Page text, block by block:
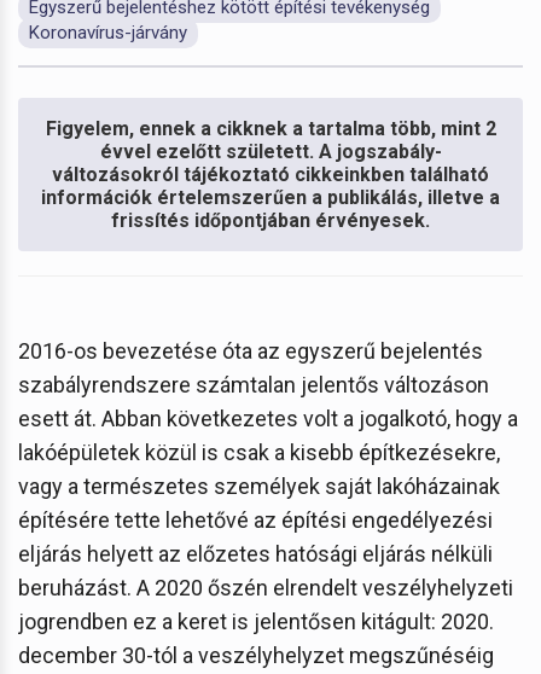
Egyszerű bejelentéshez kötött építési tevékenység
Koronavírus-járvány
Figyelem, ennek a cikknek a tartalma több, mint 2
évvel ezelőtt született. A jogszabály-
változásokról tájékoztató cikkeinkben található
információk értelemszerűen a publikálás, illetve a
frissítés időpontjában érvényesek.
2016-os bevezetése óta az egyszerű bejelentés
szabályrendszere számtalan jelentős változáson
esett át. Abban következetes volt a jogalkotó, hogy a
lakóépületek közül is csak a kisebb építkezésekre,
vagy a természetes személyek saját lakóházainak
építésére tette lehetővé az építési engedélyezési
eljárás helyett az előzetes hatósági eljárás nélküli
beruházást. A 2020 őszén elrendelt veszélyhelyzeti
jogrendben ez a keret is jelentősen kitágult: 2020.
december 30-tól a veszélyhelyzet megszűnéséig